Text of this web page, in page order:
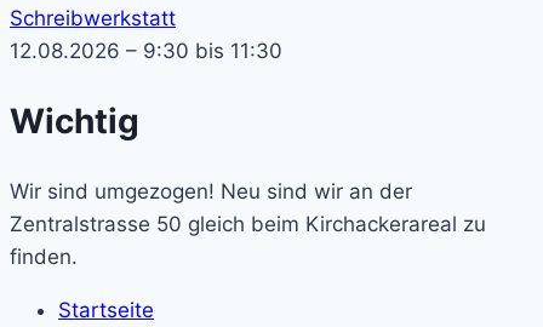
Schreibwerkstatt
12.08.2026 – 9:30 bis 11:30
Wichtig
Wir sind umgezogen! Neu sind wir an der
Zentralstrasse 50 gleich beim Kirchackerareal zu
finden.
Startseite